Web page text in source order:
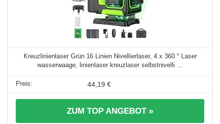
Kreuzlinienlaser Grün 16 Linien Nivellierlaser, 4 x 360 ° Laser
wasserwaage, linienlaser kreuzlaser selbstnivelli ...
44,19 €
ZUM TOP ANGEBOT »